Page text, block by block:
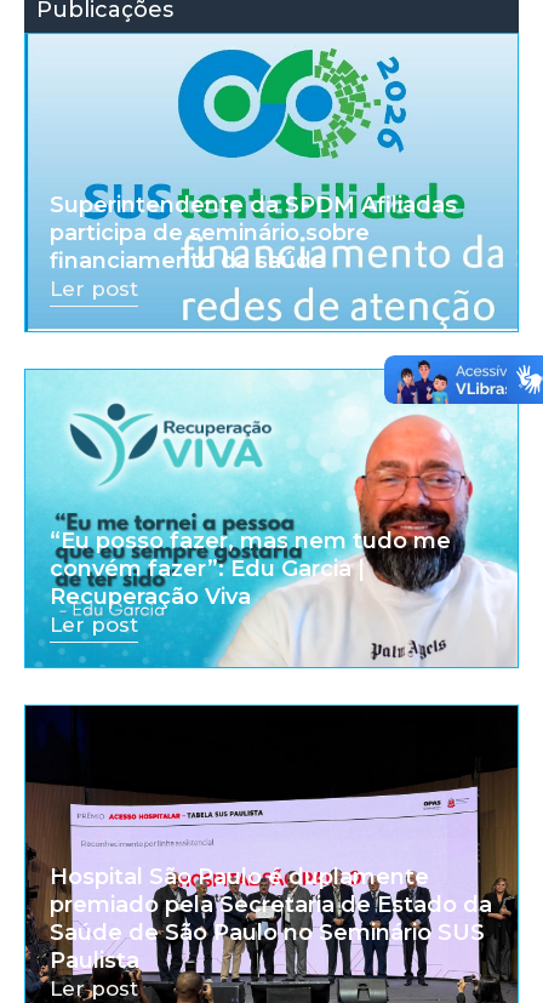
Publicações
Superintendente da SPDM Afiliadas
participa de seminário sobre
financiamento da saúde
Ler post
“Eu posso fazer, mas nem tudo me
convém fazer”: Edu Garcia |
Recuperação Viva
Ler post
Hospital São Paulo é duplamente
premiado pela Secretaria de Estado da
Saúde de São Paulo no Seminário SUS
Paulista
Ler post